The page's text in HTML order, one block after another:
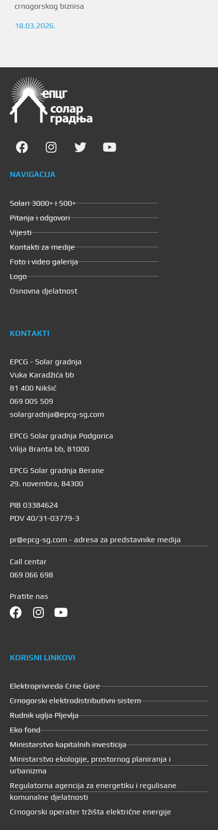
crnogorskog biznisa
18.03.2026.
NAVIGACIJA
Solari 3000+ i 500+
Pitanja i odgovori
Vijesti
Kontakti za medije
Foto i video galerija
Logo
Osnovna djelatnost
KONTAKTI
EPCG - Solar gradnja
Vuka Karadžića bb
81 400 Nikšić
069 005 509
solargradnja@epcg-sg.com
EPCG Solar gradnja Podgorica
Vilija Branta bb, 81000
EPCG Solar gradnja Berane
29. novembra, 84300
PIB 03384624
PDV 40/31-03779-3
pr@epcg-sg.com - adresa za predstavnike medija
Call centar
069 066 698
Pratite nas
KORISNI LINKOVI
Elektroprivreda Crne Gore
Crnogorski elektrodistributivni sistem
Rudnik uglja Pljevlja
Eko fond
Ministarstvo kapitalnih investicija
Ministarstvo ekologije, prostornog planiranja i
urbanizma
Regulatorna agencija za energetiku i regulisane
komunalne djelatnosti
Crnogorski operater tržišta električne energije